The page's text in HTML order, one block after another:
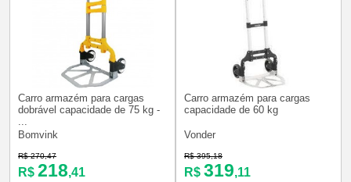
Carro armazém para cargas
dobrável capacidade de 75 kg -
Bomvink
R$ 270,47
R$ 218,41
Carro armazém para cargas
capacidade de 60 kg
Vonder
R$ 395,18
R$ 319,11